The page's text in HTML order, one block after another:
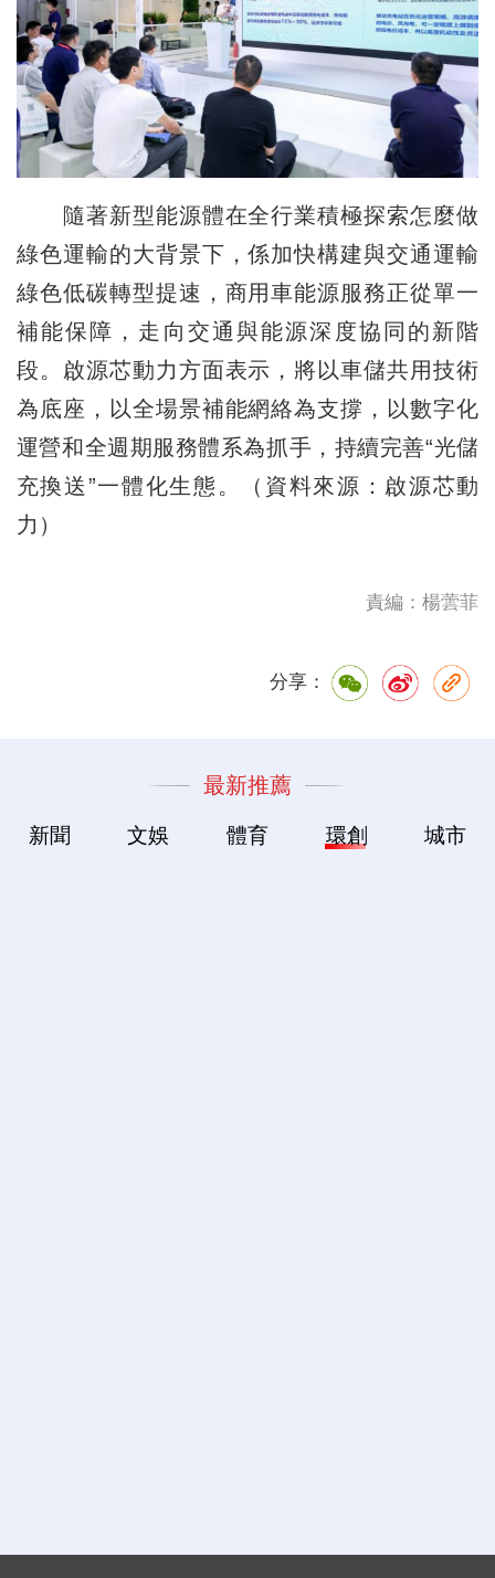
隨著新型能源體在全行業積極探索怎麼做
綠色運輸的大背景下，係加快構建與交通運輸
綠色低碳轉型提速，商用車能源服務正從單一
補能保障，走向交通與能源深度協同的新階
段。啟源芯動力方面表示，將以車儲共用技術
為底座，以全場景補能網絡為支撐，以數字化
運營和全週期服務體系為抓手，持續完善“光儲
充換送”一體化生態。（資料來源：啟源芯動
力）
責編：楊蕓菲
分享：
最新推薦
新聞 文娛 體育 環創 城市